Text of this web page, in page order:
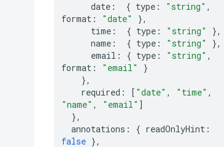
date : { type : "string" ,
format : "date"
},
time : { type : "string"
},
name : { type : "string"
},
email : { type : "string" ,
format : "email"
}
},
required : [ "date" , "time" ,
"name" , "email" ]
},
annotations : { readOnlyHint :
false },